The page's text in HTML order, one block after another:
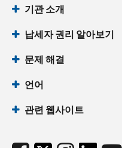
기관 소개
납세자 권리 알아보기
문제 해결
언어
관련 웹사이트